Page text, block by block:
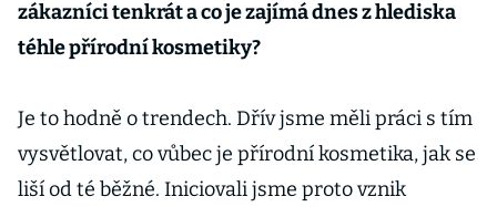
zákazníci tenkrát a co je zajímá dnes z hlediska
téhle přírodní kosmetiky?
Je to hodně o trendech. Dřív jsme měli práci s tím
vysvětlovat, co vůbec je přírodní kosmetika, jak se
liší od té běžné. Iniciovali jsme proto vznik